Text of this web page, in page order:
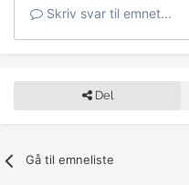
Skriv svar til emnet...
Del
Gå til emneliste